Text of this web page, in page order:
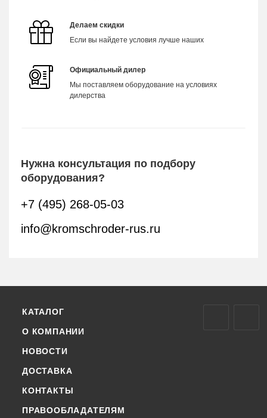
Делаем скидки
Если вы найдете условия лучше наших
Официальный дилер
Мы поставляем оборудование на условиях
дилерства
Нужна консультация по подбору
оборудования?
+7 (495) 268-05-03
info@kromschroder-rus.ru
КАТАЛОГ
О КОМПАНИИ
НОВОСТИ
ДОСТАВКА
КОНТАКТЫ
ПРАВООБЛАДАТЕЛЯМ